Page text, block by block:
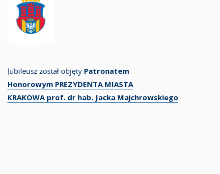
Jubileusz został objęty Patronatem
Honorowym PREZYDENTA MIASTA
KRAKOWA prof. dr hab. Jacka Majchrowskiego